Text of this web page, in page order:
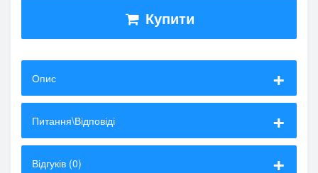
Купити
Опис
Питання\Відповіді
Відгуків (0)